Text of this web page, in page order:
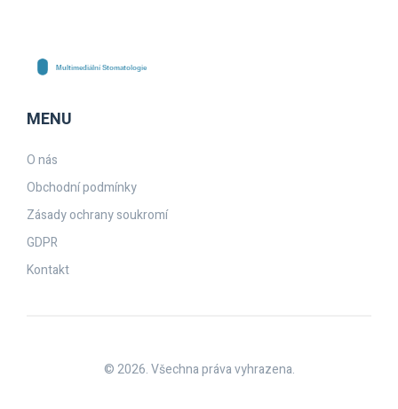
MENU
O nás
Obchodní podmínky
Zásady ochrany soukromí
GDPR
Kontakt
© 2026. Všechna práva vyhrazena.